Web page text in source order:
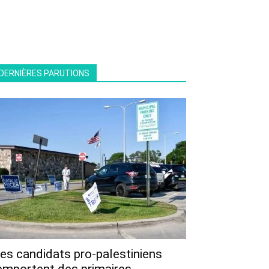
PARUTIONS
candidats pro-palestiniens